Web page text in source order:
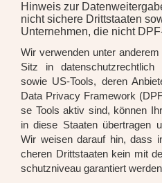
Hinweis zur
nicht sichere Drittstaaten
Unternehmen, die nicht
Wir ver­wen­den unter
Sitz in daten­schutz­recht­lich
sowie US-Tools, deren
Data Pri­va­cy Frame­work
se Tools aktiv sind, kön­nen
in die­se Staa­ten über­tra­gen
Wir wei­sen dar­auf hin, dass
che­ren Dritt­staa­ten kein mit
schutz­ni­veau garan­tiert